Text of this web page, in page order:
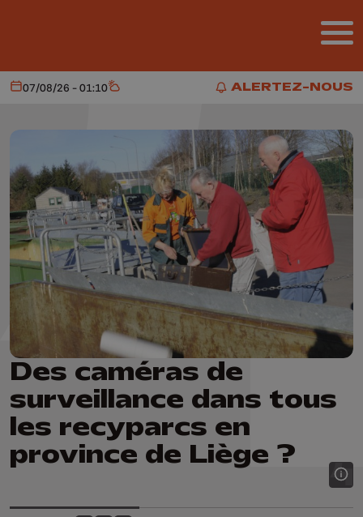
ALERTEZ-NOUS
ALERTEZ-NOUS
Aujourd'hui
07/08/26 - 01:10 Météo
Des caméras de
surveillance dans tous
les recyparcs en
province de Liège ?